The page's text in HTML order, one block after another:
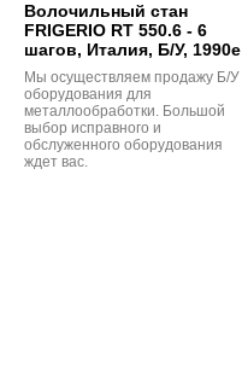
Волочильный стан
FRIGERIO RT 550.6 - 6
шагов, Италия, Б/У, 1990е
Мы осуществляем продажу Б/У
оборудования для
металлообработки. Большой
выбор исправного и
обслуженного оборудования
ждет вас.